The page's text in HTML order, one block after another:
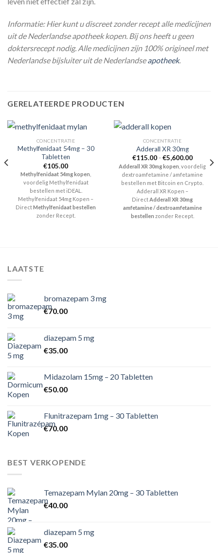
Informatie: Hier kunt u discreet zonder recept alle medicijnen
uit de Nederlandse apotheek kopen. Bij ons heeft u geen
doktersrecept nodig. Alle medicijnen zijn 100% origineel met
Nederlandse bijsluiter uit de Nederlandseapotheek.
GERELATEERDE PRODUCTEN
CONCENTRATIE
Methylfenidaat 54mg – 30
Tabletten
€105.00
Methylfenidaat 54mg kopen
voordelig Methylfenidaat
bestellen met iDEAL.
Methylfenidaat 54mg Kopen –
DirectMethylfenidaat bestellen
zonder Recept.
CONCENTRATIE
Adderall XR 30mg
€115.00 - €5,600.00
€115.00
tot
Adderall XR 30mg kopen , voordelig
dextroamfetamine / amfetamine
bestellen met Bitcoin en Crypto.
Adderall XR Kopen –
Direct Adderall XR 30mg
amfetamine / dextroamfetamine
bestellen zonder Recept.
LAATSTE
bromazepam 3 mg
€70.00
diazepam 5 mg
€35.00
Midazolam 15mg – 20 Tabletten
€50.00
Flunitrazepam 1mg – 30 Tabletten
€70.00
BEST VERKOPENDE
Temazepam Mylan 20mg – 30 Tabletten
€40.00
diazepam 5 mg
€35.00